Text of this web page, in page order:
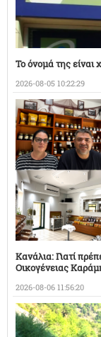
Το όνομά της είναι
2026-08-05 10:22:29
Κανάλια: Γιατί
Οικογένειας
2026-08-06 11:56:20